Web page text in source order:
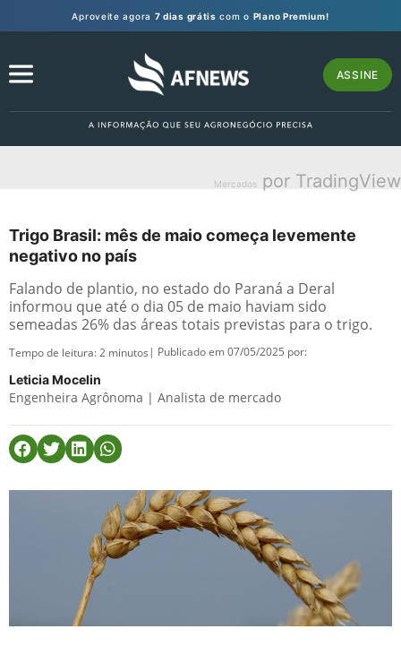
Aproveite agora 7 dias grátis com o Plano Premium!
ASSINE
Mercados por TradingView
Trigo Brasil: mês de maio começa levemente
negativo no país
Falando de plantio, no estado do Paraná a Deral
informou que até o dia 05 de maio haviam sido
semeadas 26% das áreas totais previstas para o trigo.
Tempo de leitura:2 minutos | Publicado em 07/05/2025 por:
Leticia Mocelin
Engenheira Agrônoma | Analista de mercado